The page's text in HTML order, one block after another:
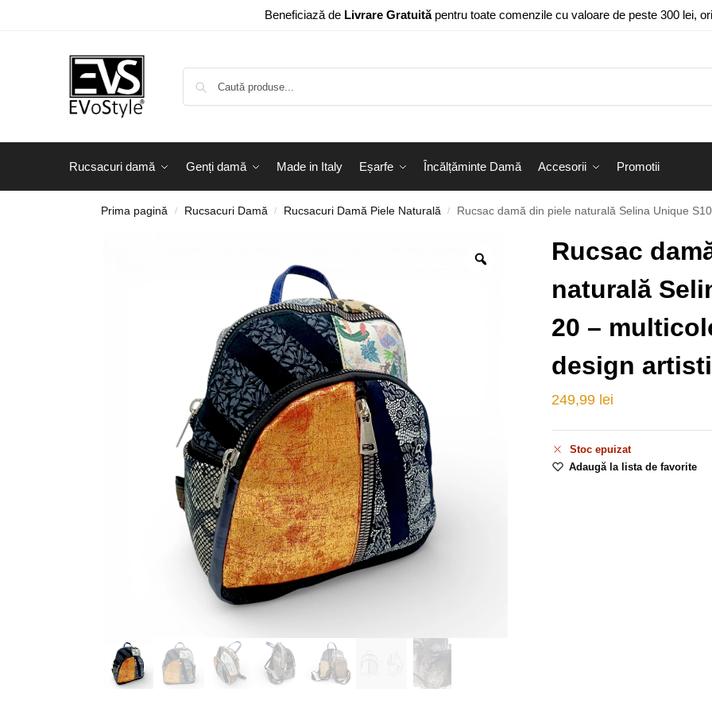
Beneficiază de Livrare Gratuităpentru toate comenzile cu valoare de peste 300 lei,
Rucsacuri damă Genți damă Made in Italy Eșarfe Încălțăminte Damă Accesorii Promotii
Prima pagină / Rucsacuri Damă / Rucsacuri Damă Piele Naturală / Rucsac damă din piele naturală Selina Unique
Rucsac
naturală
20 –
design
249,99 lei
Stoc epuizat
Adaugă la lista de favorite